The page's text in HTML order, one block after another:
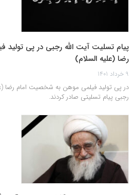
پیام تسلیت آیت الله رجبی در پی
رضا (علیه السلام)
9 خرداد 1401
در پی تولید فیلمی موهن به شخصیت امام رضا
رجبی پیام تسلیتی صادر کردند.